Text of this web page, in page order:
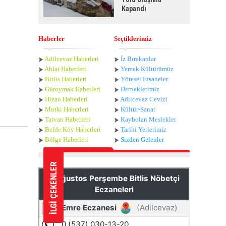
Kapandı
Haberler
Adilcevaz Haberleri
Ahlat Haberleri
Bitlis Haberleri
Güroymak Haberleri
Hizan Haberleri
Mutki Haberleri
Tatvan Haberleri
Belde Köy Haberleri
Bölge Haberleri
Seçtiklerimiz
İz Bırakanlar
Yemek Kültürümüz
Yöresel Efsaneler
Derneklerimiz
Adilcevaz Cevizi
Kültür-Sanat
Kaybolan Meslekler
Tarihi Yerlerimiz
Sizden Gelenler
İLGİ ÇEKENLER